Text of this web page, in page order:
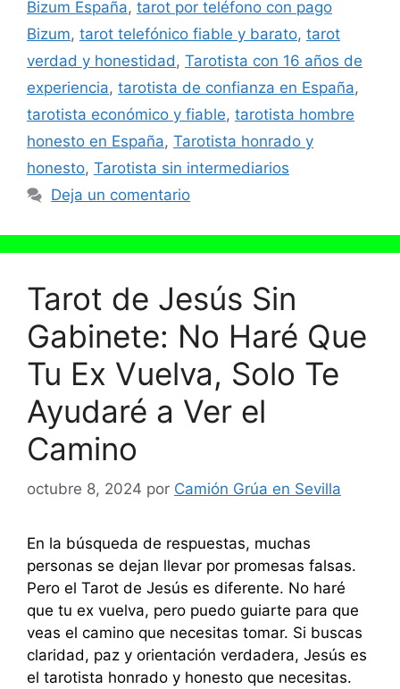
Bizum España, tarot por teléfono con pago
Bizum, tarot telefónico fiable y barato, tarot
verdad y honestidad, Tarotista con 16 años de
experiencia, tarotista de confianza en España,
tarotista económico y fiable, tarotista hombre
honesto en España, Tarotista honrado y
honesto, Tarotista sin intermediarios
Deja un comentario
Tarot de Jesús Sin
Gabinete: No Haré Que
Tu Ex Vuelva, Solo Te
Ayudaré a Ver el
Camino
octubre 8, 2024 por Camión Grúa en Sevilla
En la búsqueda de respuestas, muchas
personas se dejan llevar por promesas falsas.
Pero el Tarot de Jesús es diferente. No haré
que tu ex vuelva, pero puedo guiarte para que
veas el camino que necesitas tomar. Si buscas
claridad, paz y orientación verdadera, Jesús es
el tarotista honrado y honesto que necesitas.